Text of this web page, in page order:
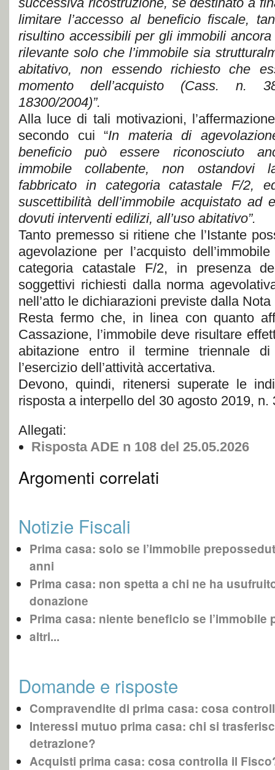
limitare l’accesso al beneficio fiscale,
risultino accessibili per gli immobili
rilevante solo che l’immobile sia
abitativo, non essendo richiesto che
momento dell’acquisto (Cass. n.
18300/2004)”.
Alla luce di tali motivazioni,
secondo cui “In materia di
beneficio può essere riconosciuto
immobile collabente, non ostandovi
fabbricato in categoria catastale F/2,
suscettibilità dell’immobile acquistato ad
dovuti interventi edilizi, all’uso abitativo”.
Tanto premesso si ritiene che l’Istante
agevolazione per l’acquisto
categoria catastale F/2, in presenza
soggettivi richiesti dalla norma
nell’atto le dichiarazioni previste dalla Nota
Resta fermo che, in linea con quanto
Cassazione, l’immobile deve risultare
abitazione entro il termine triennale
l’esercizio dell’attività accertativa.
Devono, quindi, ritenersi superate le
risposta a interpello del 30 agosto 2019, n.
Allegati:
Risposta ADE n 108 del 25.05.2026
Argomenti correlati
Notizie Fiscali
Prima casa: solo se l’immobile
anni
Prima casa: non spetta a chi ne ha
donazione
Prima casa: niente beneficio se
altri...
Domande e risposte
Compravendite di prima casa: cosa
Interessi mutuo prima casa: chi si
detrazione?
Acquisti prima casa: cosa controlla il